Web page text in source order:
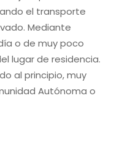
el transporte
Mediante
o de muy poco
lugar de residencia.
al principio, muy
Autónoma o